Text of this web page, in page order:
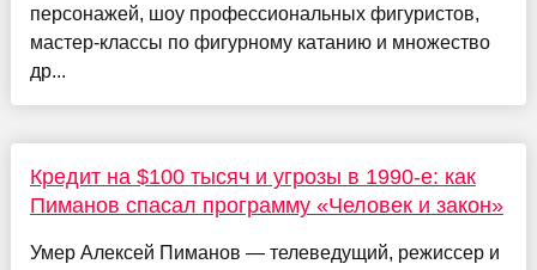
персонажей, шоу профессиональных фигуристов,
мастер-классы по фигурному катанию и множество
др...
Кредит на $100 тысяч и угрозы в 1990-е: как
Пиманов спасал программу «Человек и закон»
Умер Алексей Пиманов — телеведущий, режиссер и